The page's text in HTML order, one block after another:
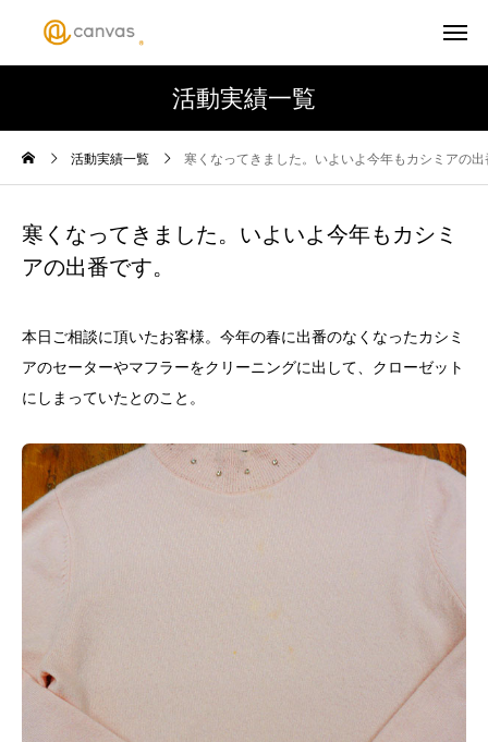
活動実績一覧
活動実績一覧 寒くなってきました。いよいよ今年もカシミアの出
寒くなってきました。いよいよ今年もカシミ
アの出番です。
本日ご相談に頂いたお客様。今年の春に出番のなくなったカシミ
アのセーターやマフラーをクリーニングに出して、クローゼット
にしまっていたとのこと。